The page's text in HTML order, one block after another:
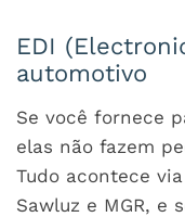
EDI
automotivo
Se você fornece
elas não fazem
Tudo acontece
Sawluz e MGR, e